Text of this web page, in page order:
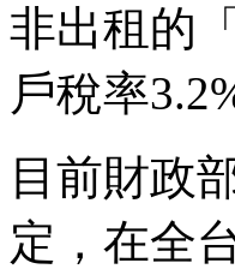
非出租的
戶稅率
目前財政
定，在全